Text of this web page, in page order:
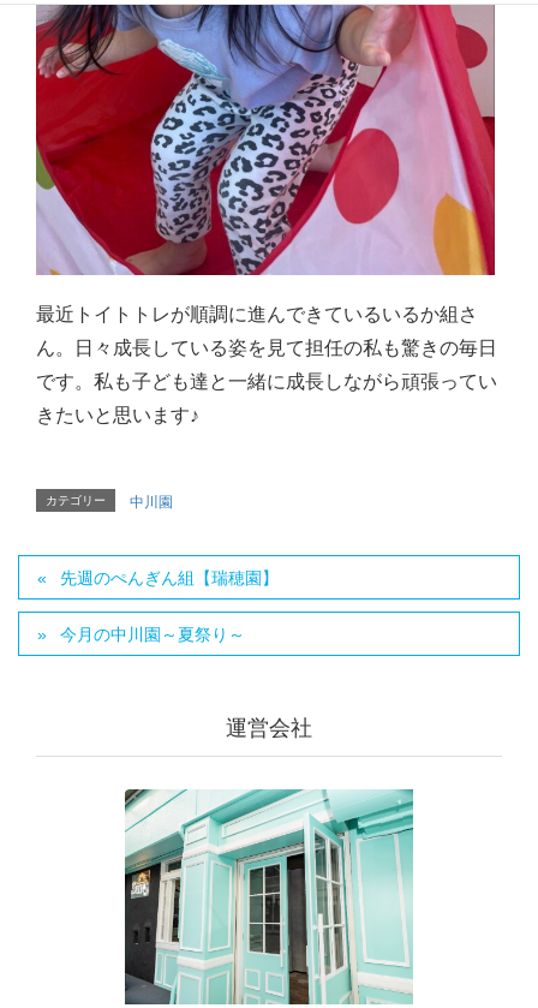
最近トイトトレが順調に進んできているいるか組さ
ん。日々成長している姿を見て担任の私も驚きの毎日
です。私も子ども達と一緒に成長しながら頑張ってい
きたいと思います♪
カテゴリー 中川園
先週のぺんぎん組【瑞穂園】
今月の中川園～夏祭り～
運営会社